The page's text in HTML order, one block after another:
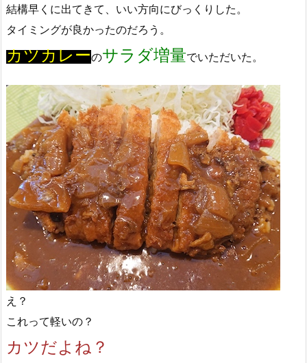
結構早くに出てきて、いい方向にびっくりした。
タイミングが良かったのだろう。
カツカレーのサラダ増量でいただいた。
え？
これって軽いの？
カツだよね？